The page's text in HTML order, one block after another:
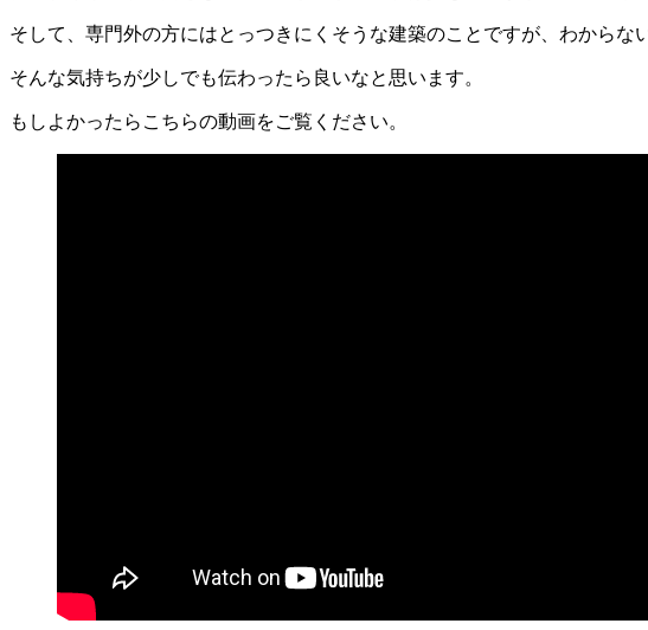
そして、専門外の方にはとっつきにくそうな建築のことですが、わからな
そんな気持ちが少しでも伝わったら良いなと思います。
もしよかったらこちらの動画をご覧ください。